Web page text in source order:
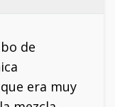
de
era muy